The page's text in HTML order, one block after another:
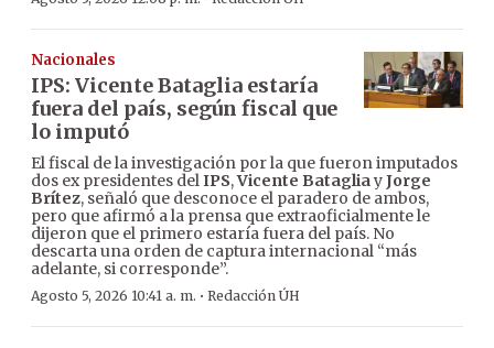
Nacionales
IPS: Vicente Bataglia estaría
fuera del país, según fiscal que
lo imputó
El fiscal de la investigación por la que fueron imputados
dos ex presidentes delIPS,Vicente BatagliayJorge
Brítez, señaló que desconoce el paradero de ambos,
pero que afirmó a la prensa que extraoficialmente le
dijeron que el primero estaría fuera del país. No
descarta una orden de captura internacional “más
adelante, si corresponde”.
Agosto 5, 2026 10:41 a. m. · Redacción ÚH